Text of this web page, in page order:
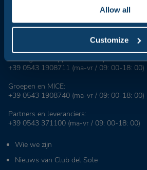
Allow all
Customize
Reserveringscentrale:
Voor agentschappen en touroperators:
+39 0543 1908711 (ma-vr / 09: 00-18: 00)
Groepen en MICE:
+39 0543 1908740 (ma-vr / 09: 00-18: 00)
Partners en leveranciers:
+39 0543 371100 (ma-vr / 09: 00-18: 00)
Wie we zijn
Nieuws van Club del Sole